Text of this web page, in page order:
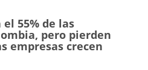
55% de las
pero pierden
empresas crecen